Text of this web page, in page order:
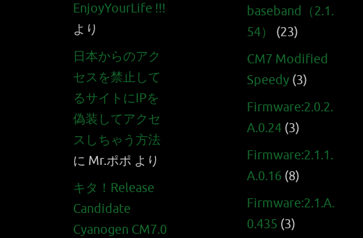
EnjoyYourLife !!!
より
日本からのアク
セスを禁止して
るサイトにIPを
偽装してアクセ
スしちゃう方法
に Mr.ポポ より
キタ！Release
Candidate
Cyanogen CM7.0
baseband（2.1.
54）
(23)
CM7 Modified
Speedy (3)
Firmware:2.0.2.
A.0.24 (3)
Firmware:2.1.1.
A.0.16 (8)
Firmware:2.1.A.
0.435 (3)